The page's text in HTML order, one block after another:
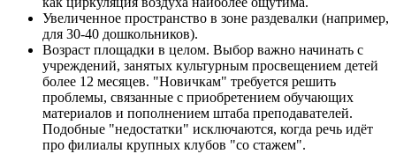
Увеличенное пространство в зоне раздевалки (например,
для 30-40 дошкольников).
Возраст площадки в целом. Выбор важно начинать с
учреждений, занятых культурным просвещением детей
более 12 месяцев. "Новичкам" требуется решить
проблемы, связанные с приобретением обучающих
материалов и пополнением штаба преподавателей.
Подобные "недостатки" исключаются, когда речь идёт
про филиалы крупных клубов "со стажем".